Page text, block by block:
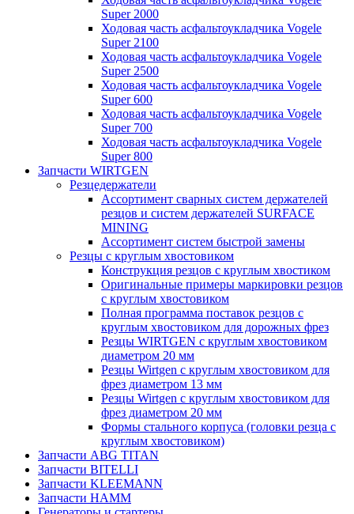
Super 2000
Ходовая часть асфальтоукладчика Vogele
Super 2100
Ходовая часть асфальтоукладчика Vogele
Super 2500
Ходовая часть асфальтоукладчика Vogele
Super 600
Ходовая часть асфальтоукладчика Vogele
Super 700
Ходовая часть асфальтоукладчика Vogele
Super 800
Запчасти WIRTGEN
Резцедержатели
Ассортимент сварных систем держателей
резцов и систем держателей SURFACE
MINING
Ассортимент систем быстрой замены
Резцы с круглым хвостовиком
Конструкция резцов с круглым хвостиком
Оригинальные примеры маркировки резцов
с круглым хвостовиком
Полная программа поставок резцов с
круглым хвостовиком для дорожных фрез
Резцы WIRTGEN с круглым хвостовиком
диаметром 20 мм
Резцы Wirtgen с круглым хвостовиком для
фрез диаметром 13 мм
Резцы Wirtgen с круглым хвостовиком для
фрез диаметром 20 мм
Формы стального корпуса (головки резца с
круглым хвостовиком)
Запчасти ABG TITAN
Запчасти BITELLI
Запчасти KLEEMANN
Запчасти HAMM